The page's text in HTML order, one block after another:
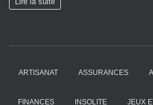
Lire la suite
ARTISANAT ASSURANCES
FINANCES INSOLITE JEUX